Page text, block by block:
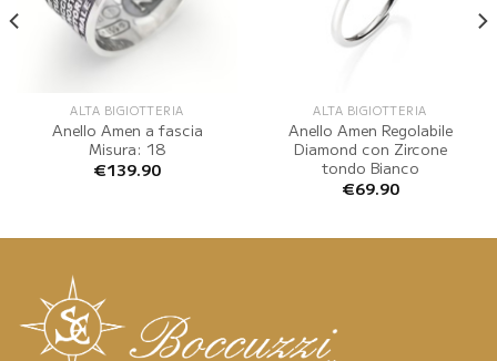
ALTA BIGIOTTERIA
Anello Amen a fascia
Misura: 18
€139.90
ALTA BIGIOTTERIA
Anello Amen Regolabile
Diamond con Zircone
tondo Bianco
€69.90